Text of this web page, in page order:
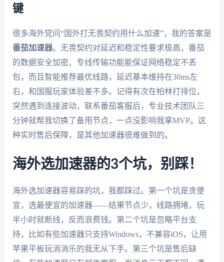
键
很多海外党问“国外打无畏契约用什么加速”，我的答案是
番茄加速器。无畏契约对延迟和稳定性要求极高，番茄
的数据安全加密、专线传输功能能保证网络稳定不丢
包，而且智能推荐最优线路，延迟基本维持在30ms左
右，和国服玩家体验差不多。记得有次在柏林打排位，
突然遇到连接波动，联系番茄客服后，专业技术团队三
分钟就帮我切换了备用节点，一点没影响我拿MVP。这
种实时售后保障，是其他加速器很难做到的。
海外选加速器的3个坑，别踩！
海外选加速器容易踩的坑，我都踩过。第一个坑是贪便
宜，选最便宜的加速器——结果节点少，线路拥堵，玩
半小时就断线，反而浪费钱。第二个坑是忽略平台支
持，比如有些加速器只支持Windows，不兼容iOS，让用
苹果平板玩消消乐的我无从下手。第三个坑是售后缺